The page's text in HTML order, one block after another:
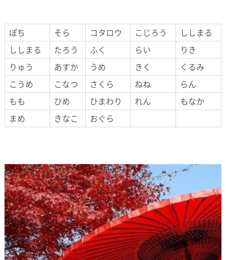
ぽち そら コタロウ こじろう
ししまる
ししまる
たろう ふく らい
りき
りゅう
あすか うめ きく
くるみ
こうめ
こなつ さくら ねね
らん
もも
ひめ ひまわり れん
もなか
まめ
きなこ おぐら